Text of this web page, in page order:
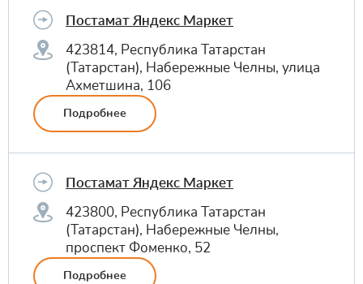
Постамат Яндекс Маркет
423814, Республика Татарстан
(Татарстан), Набережные Челны, улица
Ахметшина, 106
Подробнее
Постамат Яндекс Маркет
423800, Республика Татарстан
(Татарстан), Набережные Челны,
проспект Фоменко, 52
Подробнее